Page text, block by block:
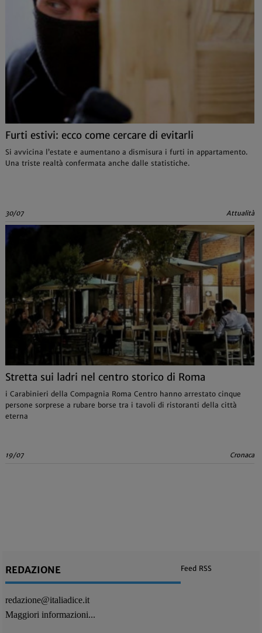
Furti estivi: ecco come cercare di evitarli
Si avvicina l’estate e aumentano a dismisura i furti in appartamento.
Una triste realtà confermata anche dalle statistiche.
30/07 Attualità
Stretta sui ladri nel centro storico di Roma
i Carabinieri della Compagnia Roma Centro hanno arrestato cinque
persone sorprese a rubare borse tra i tavoli di ristoranti della città
eterna
19/07 Cronaca
REDAZIONE
redazione@italiadice.it
Maggiori informazioni...
Feed RSS